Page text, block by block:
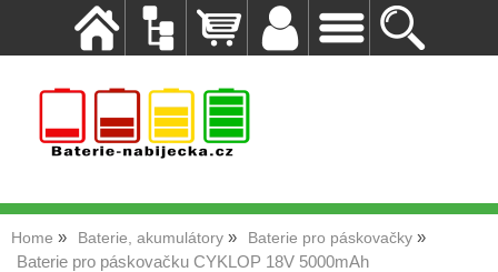
Home Baterie, akumulátory Baterie pro páskovačky
Baterie pro páskovačku CYKLOP 18V 5000mAh